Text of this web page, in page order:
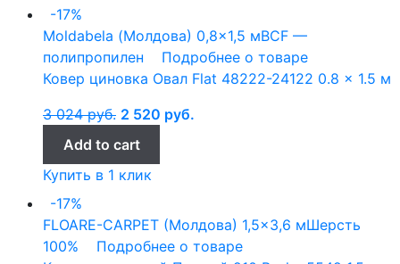
-17%
Moldabela (Молдова) 0,8x1,5 мBCF —
полипропилен
Подробнее о товаре
Ковер циновка Овал Flat 48222-24122 0.8 x 1.5 м
3 024руб. 2 520 руб.
Add to cart
Купить в 1 клик
-17%
FLOARE-CARPET (Молдова) 1,5x3,6 мШерсть
100%
Подробнее о товаре